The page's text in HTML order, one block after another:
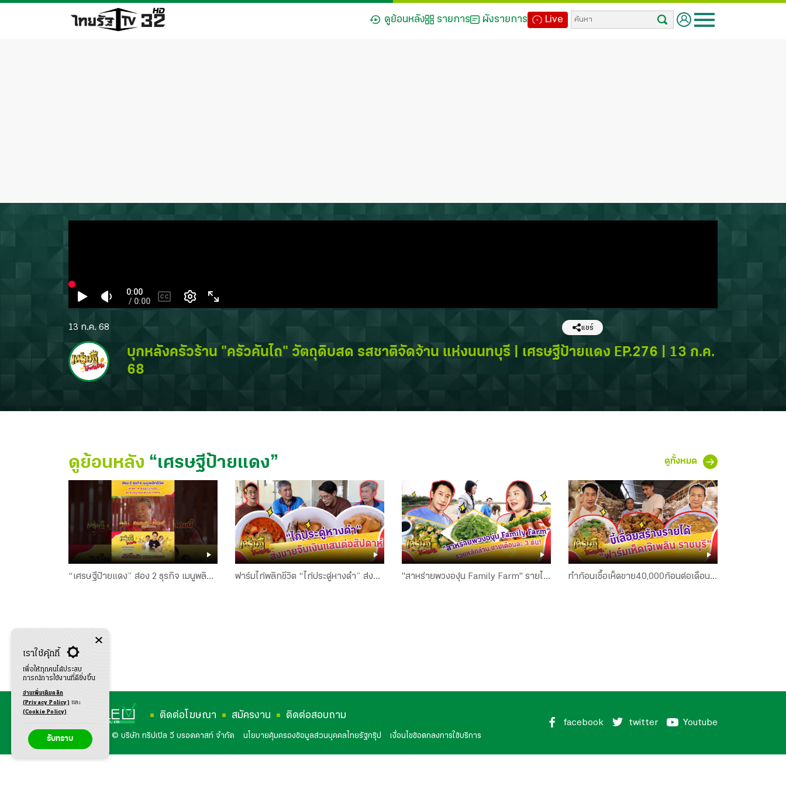
ดูย้อนหลัง รายการ ผังรายการ Live
13 ก.ค. 68 แชร์
บุกหลังครัวร้าน "ครัวคันไถ" วัตถุดิบสด รสชาติจัดจ้าน แห่งนนทบุรี | เศรษฐีป้ายแดง EP.276 | 13 ก.ค.
68
ดูย้อนหลัง “เศรษฐีป้ายแดง” ดูทั้งหมด
“เศรษฐีป้ายแดง” ส่อง 2 ธุรกิจ เมนูพลิก
ฟาร์มไก่พลิกชีวิต “ไก่ประดู่หางดำ” ส่ง
"สาหร่ายพวงองุ่น Family Farm" รายได้
ทำก้อนเชื้อเห็ดขาย40,000ก้อนต่อเดือน
ติดต่อโฆษณา สมัครงาน ติดต่อสอบถาม
สงวนลิขสิทธิ์ © บริษัท ทริปเปิล วี บรอดคาสท์ จำกัด นโยบายคุ้มครองข้อมูลส่วนบุคคลไทยรัฐกรุ๊ป เงื่อนไขข้อตกลงการใช้บริการ
facebook twitter Youtube
เราใช้คุ้กกี้
เพื่อให้ทุกคนได้ประสบ
การณ์การใช้งานที่ดียิ่งขึ้น
อ่านเพิ่มเติมคลิก
(Privacy Policy) และ
(Cookie Policy)
รับทราบ